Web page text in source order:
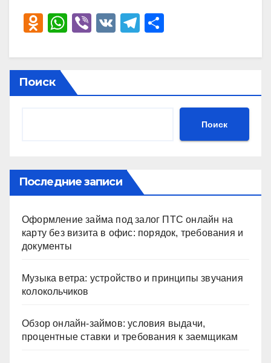
O
n
o
kl
ki
W
at
s
A
Vi
er
V
T
e
a
р
в
ть
Поиск
Поиск
Последние записи
Оформление займа под залог ПТС онлайн на
карту без визита в офис: порядок, требования и
документы
Музыка ветра: устройство и принципы звучания
колокольчиков
Обзор онлайн-займов: условия выдачи,
процентные ставки и требования к заемщикам